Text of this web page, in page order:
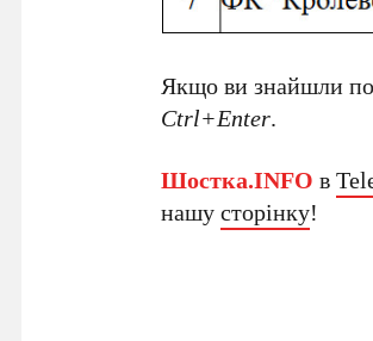
Якщо ви знайшли
Ctrl+Enter.
Шостка.INFO в
нашусторінку!